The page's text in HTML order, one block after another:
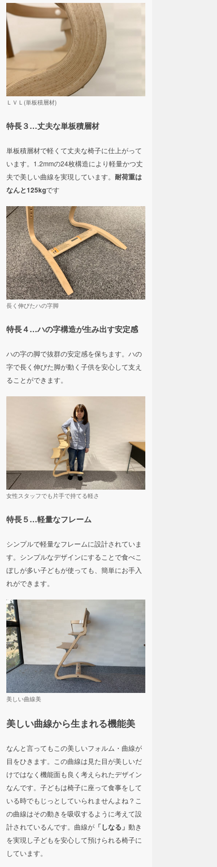
ＬＶＬ(単板積層材)
特長３…丈夫な単板積層材
単板積層材で軽くて丈夫な椅子に仕上がって
います。1.2mmの24枚構造により軽量かつ丈
夫で美しい曲線を実現しています。耐荷重は
なんと125kgです
長く伸びたハの字脚
特長４…ハの字構造が生み出す安定感
ハの字の脚で抜群の安定感を保ちます。ハの
字で長く伸びた脚が動く子供を安心して支え
ることができます。
女性スタッフでも片手で持てる軽さ
特長５…軽量なフレーム
シンプルで軽量なフレームに設計されていま
す。シンプルなデザインにすることで食べこ
ぼしが多い子どもが使っても、簡単にお手入
れができます。
美しい曲線美
美しい曲線から生まれる機能美
なんと言ってもこの美しいフォルム・曲線が
目をひきます。この曲線は見た目が美しいだ
けではなく機能面も良く考えられたデザイン
なんです。子どもは椅子に座って食事をして
いる時でもじっとしていられませんよね？こ
の曲線はその動きを吸収するように考えて設
計されているんです。曲線が 「しなる」動き
を実現し子どもを安心して預けられる椅子に
しています。